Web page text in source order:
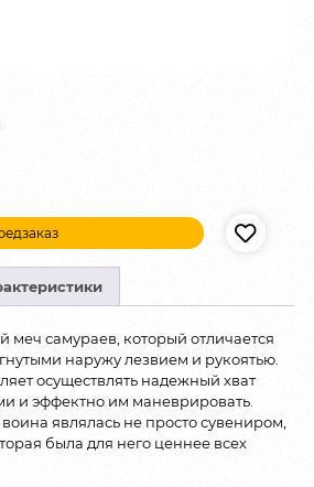
меч самураев, который отличается
наружу лезвием и рукоятью.
осуществлять надежный хват
и эффектно им маневрировать.
являлась не просто сувениром,
была для него ценнее всех